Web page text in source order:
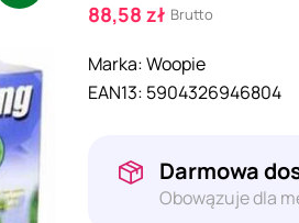
88,58 zł Brutto
Marka:Woopie
EAN13: 5904326946804
Darmowa
Obowązuje dla